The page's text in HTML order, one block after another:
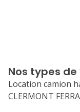
24
31
Nos types
Location camion
CLERMONT